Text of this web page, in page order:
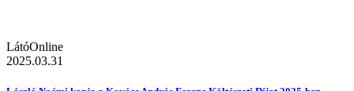
LátóOnline
2025.03.31